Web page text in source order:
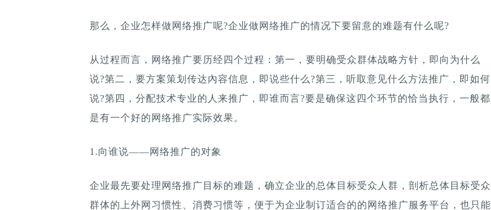
那么，企业怎样做网络推广呢?企业做网络推广的情况下要留意的难题有什么呢?
从过程而言，网络推广要历经四个过程：第一，要明确受众群体战略方针，即向为什么
说?第二，要方案策划传达內容信息，即说些什么?第三，听取意见什么方法推广，即如何
说?第四，分配技术专业的人来推广，即谁而言?要是确保这四个环节的恰当执行，一般都
是有一个好的网络推广实际效果。
1.向谁说——网络推广的对象
企业最先要处理网络推广目标的难题，确立企业的总体目标受众人群，剖析总体目标受众
群体的上外网习惯性、消费习惯等，便于为企业制订适合的的网络推广服务平台，也只能